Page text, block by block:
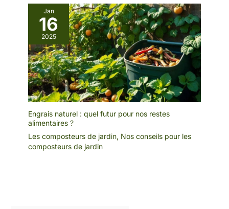
Jan
16
2025
Engrais naturel : quel futur pour nos restes
alimentaires ?
Les composteurs de jardin, Nos conseils pour les
composteurs de jardin